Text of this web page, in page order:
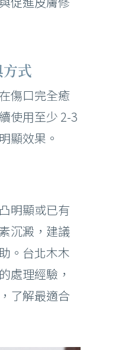
式
傷口完全癒
使用至少 2-3
顯效果。
明顯或已有
沉澱，建議
。台北木木
處理經驗，
了解最適合